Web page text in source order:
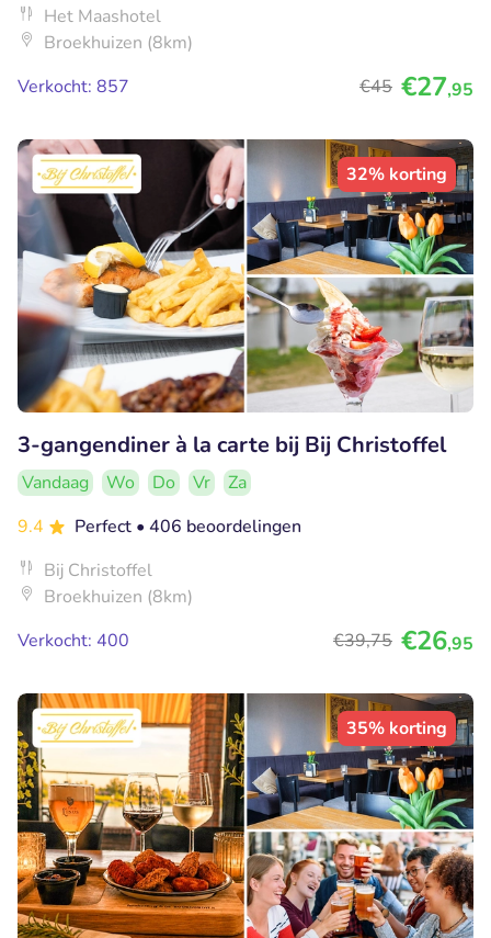
Het Maashotel
Broekhuizen (8km)
Verkocht: 857
€45 €27,95
32% korting
3-gangendiner à la carte bij Bij Christoffel
Vandaag Wo Do Vr
Za
9.4
Perfect • 406 beoordelingen
Bij Christoffel
Broekhuizen (8km)
Verkocht: 400
€39,75 €26,95
35% korting